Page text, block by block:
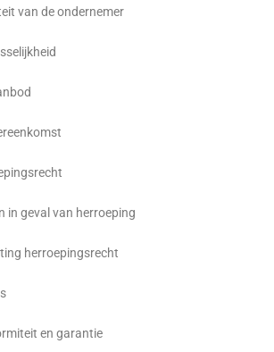
van de ondernemer
in geval van herroeping
herroepingsrecht
en garantie